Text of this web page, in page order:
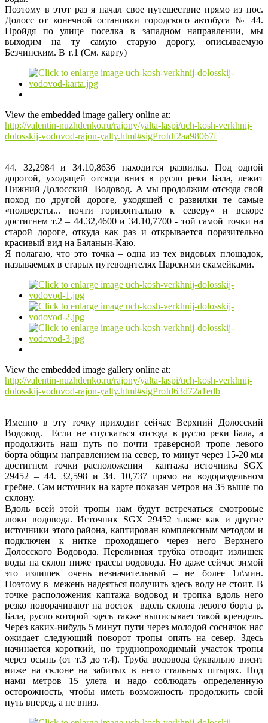
Поэтому в этот раз я начал свое путешествие прямо из пос.
Долосс от конечной остановки городского автобуса № 44.
Пройдя по улице поселка в западном направлении, мы
выходим на ту самую старую дорогу, описываемую
Безчинским. В т.1 (См. карту)
View the embedded image gallery online at:
http://valentin-nuzhdenko.ru/rajony/yalta-laspi/uch-kosh-verkhnij-
dolosskij-vodovod-rajon-yalty.html#sigProIdf2aa98067f
44. 32,2984 и 34.10,8636 находится развилка. Под одной
дорогой, уходящей отсюда вниз в русло реки Бала, лежит
Нижний Долосский Водовод. А мы продолжим отсюда свой
поход по другой дороге, уходящей с развилки те самые
«полверсты... почти горизонтально к северу» и вскоре
достигнем т.2 – 44.32,4600 и 34.10,7700 - той самой точки на
старой дороге, откуда как раз и открывается поразительно
красивый вид на Баланын-Каю.
Я полагаю, что это точка – одна из тех видовых площадок,
называемых в старых путеводителях Царскими скамейками.
View the embedded image gallery online at:
http://valentin-nuzhdenko.ru/rajony/yalta-laspi/uch-kosh-verkhnij-
dolosskij-vodovod-rajon-yalty.html#sigProId63d72a1edb
Именно в эту точку приходит сейчас Верхний Долосский
Водовод. Если не спускаться отсюда в русло реки Бала, а
продолжить наш путь по почти траверсной тропе левого
борта общим направлением на север, то минут через 15-20 мы
достигнем точки расположения каптажа источника SGX
29452 – 44. 32,598 и 34. 10,737 прямо на водораздельном
гребне. Сам источник на карте показан метров на 35 выше по
склону.
Вдоль всей этой тропы нам будут встречаться смотровые
люки водовода. Источник SGX 29452 также как и другие
источники этого района, каптирован комплексным методом и
подключен к нитке проходящего через него Верхнего
Долосского Водовода. Переливная трубка отводит излишек
воды на склон ниже трассы водовода. Но даже сейчас зимой
это излишек очень незначительный – не более 1л\мин.
Поэтому в межень надеяться получить здесь воду не стоит. В
точке расположения каптажа водовод и тропка вдоль него
резко поворачивают на восток вдоль склона левого борта р.
Бала, русло которой здесь также выписывает такой крендель.
Через каких-нибудь 5 минут пути через молодой соснячок нас
ожидает следующий поворот тропы опять на север. Здесь
начинается короткий, но труднопроходимый участок тропы
через осыпь (от т.3 до т.4). Труба водовода буквально висит
ниже на склоне на забитых в него стальных штырях. Под
нами метров 15 улета и надо соблюдать определенную
осторожность, чтобы иметь возможность продолжить свой
путь вперед, а не вниз.